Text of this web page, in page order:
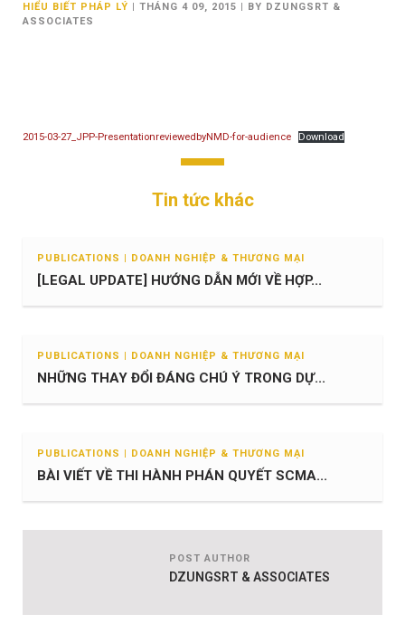
HIỂU BIẾT PHÁP LÝ | THÁNG 4 09, 2015 | BY DZUNGSRT &
ASSOCIATES
2015-03-27_JPP-PresentationreviewedbyNMD-for-audience Download
Tin tức khác
PUBLICATIONS | DOANH NGHIỆP & THƯƠNG MẠI
[LEGAL UPDATE] HƯỚNG DẪN MỚI VỀ HỢP...
PUBLICATIONS | DOANH NGHIỆP & THƯƠNG MẠI
NHỮNG THAY ĐỔI ĐÁNG CHÚ Ý TRONG DỰ...
PUBLICATIONS | DOANH NGHIỆP & THƯƠNG MẠI
BÀI VIẾT VỀ THI HÀNH PHÁN QUYẾT SCMA...
POST AUTHOR
DZUNGSRT & ASSOCIATES